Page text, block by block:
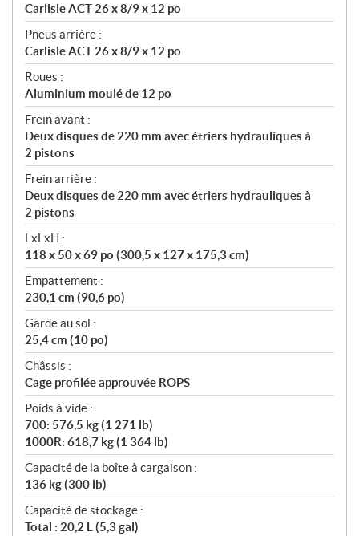
Carlisle ACT 26 x 8/9 x 12 po
Pneus arrière :
Carlisle ACT 26 x 8/9 x 12 po
Roues :
Aluminium moulé de 12 po
Frein avant :
Deux disques de 220 mm avec étriers hydrauliques à
2 pistons
Frein arrière :
Deux disques de 220 mm avec étriers hydrauliques à
2 pistons
LxLxH :
118 x 50 x 69 po (300,5 x 127 x 175,3 cm)
Empattement :
230,1 cm (90,6 po)
Garde au sol :
25,4 cm (10 po)
Châssis :
Cage profilée approuvée ROPS
Poids à vide :
700: 576,5 kg (1 271 lb)
1000R: 618,7 kg (1 364 lb)
Capacité de la boîte à cargaison :
136 kg (300 lb)
Capacité de stockage :
Total : 20,2 L (5,3 gal)